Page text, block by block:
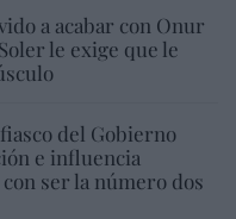
a acabar con Onur
le exige que le
del Gobierno
e influencia
ser la número dos